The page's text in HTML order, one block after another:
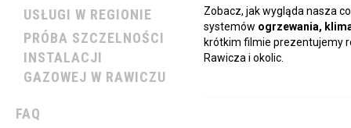
USŁUGI W REGIONIE
PRÓBA SZCZELNOŚCI
INSTALACJI
GAZOWEJ W RAWICZU
FAQ
Zobacz, jak wygląda nasza
systemów ogrzewania,
krótkim filmie prezentujemy
Rawicza i okolic.